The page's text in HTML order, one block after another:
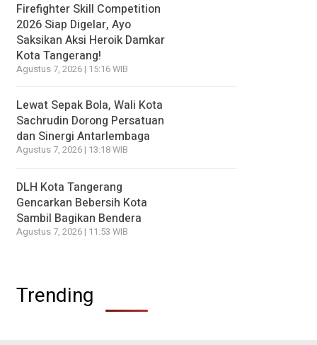
Firefighter Skill Competition
2026 Siap Digelar, Ayo
Saksikan Aksi Heroik Damkar
Kota Tangerang!
Agustus 7, 2026 | 15:16 WIB
Lewat Sepak Bola, Wali Kota
Sachrudin Dorong Persatuan
dan Sinergi Antarlembaga
Agustus 7, 2026 | 13:18 WIB
DLH Kota Tangerang
Gencarkan Bebersih Kota
Sambil Bagikan Bendera
Agustus 7, 2026 | 11:53 WIB
Trending